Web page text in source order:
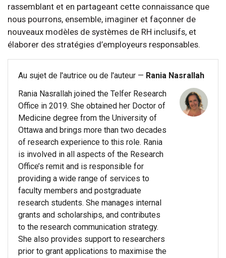
rassemblant et en partageant cette connaissance que
nous pourrons, ensemble, imaginer et façonner de
nouveaux modèles de systèmes de RH inclusifs, et
élaborer des stratégies d’employeurs responsables.
Au sujet de l'autrice ou de l'auteur — Rania Nasrallah
Rania Nasrallah joined the Telfer Research
Office in 2019. She obtained her Doctor of
Medicine degree from the University of
Ottawa and brings more than two decades
of research experience to this role. Rania
is involved in all aspects of the Research
Office’s remit and is responsible for
providing a wide range of services to
faculty members and postgraduate
research students. She manages internal
grants and scholarships, and contributes
to the research communication strategy.
She also provides support to researchers
prior to grant applications to maximise the